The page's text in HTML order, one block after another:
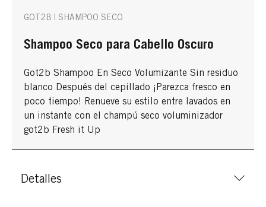
GOT2B | SHAMPOO SECO
Shampoo Seco para Cabello Oscuro
Got2b Shampoo En Seco Volumizante Sin residuo
blanco Después del cepillado ¡Parezca fresco en
poco tiempo! Renueve su estilo entre lavados en
un instante con el champú seco voluminizador
got2b Fresh it Up
Detalles